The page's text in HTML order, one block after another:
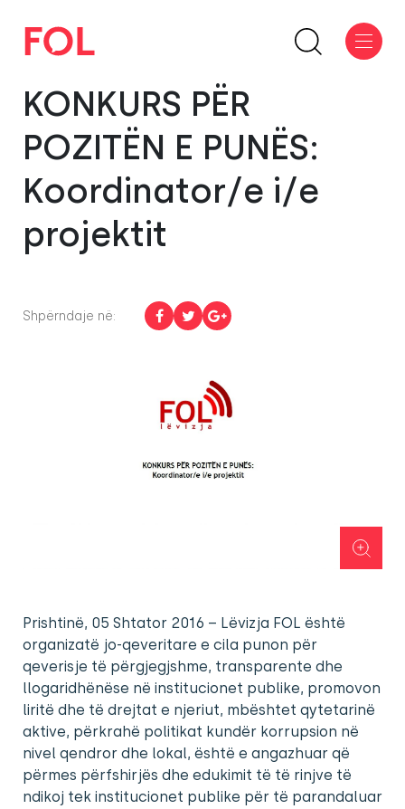
KONKURS PËR
POZITËN E PUNËS:
Koordinator/e i/e
projektit
Shpërndaje në:
Prishtinë, 05 Shtator 2016 – Lëvizja FOL është
organizatë jo-qeveritare e cila punon për
qeverisje të përgjegjshme, transparente dhe
llogaridhënëse në institucionet publike, promovon
liritë dhe të drejtat e njeriut, mbështet qytetarinë
aktive, përkrahë politikat kundër korrupsion në
nivel qendror dhe lokal, është e angazhuar që
përmes përfshirjës dhe edukimit të të rinjve të
ndikoj tek institucionet publike për të parandaluar